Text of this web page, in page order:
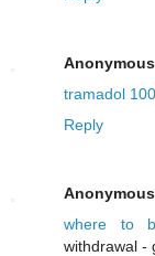
Anonymous
tramadol 100
Reply
Anonymous
where to
withdrawal -